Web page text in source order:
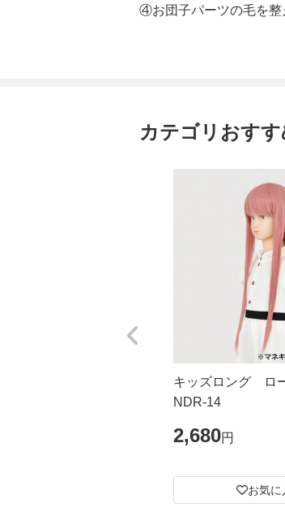
④お団子パーツの毛を
カテゴリおす
キッズロング ロ
NDR-14
2,680円
お気に